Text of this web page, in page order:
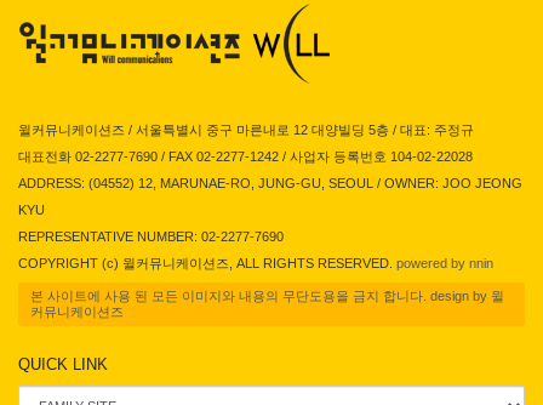
윌커뮤니케이션즈 / 서울특별시 중구 마른내로 12 대양빌딩 5층 / 대표: 주정규
대표전화 02-2277-7690 / FAX 02-2277-1242 / 사업자 등록번호 104-02-22028
ADDRESS: (04552) 12, MARUNAE-RO, JUNG-GU, SEOUL / OWNER: JOO JEONG
KYU
REPRESENTATIVE NUMBER: 02-2277-7690
COPYRIGHT (c) 윌커뮤니케이션즈, ALL RIGHTS RESERVED. powered by nnin
본 사이트에 사용 된 모든 이미지와 내용의 무단도용을 금지 합니다. design by 윌
커뮤니케이션즈
QUICK LINK